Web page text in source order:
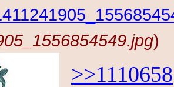
)
>>1110658